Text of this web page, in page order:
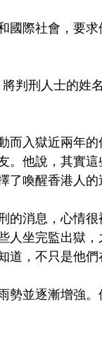
國際社會，要
判刑人士的姓
而入獄近兩年
。他說，其實
喚醒香港人的
的消息，心情
人坐完監出獄
道，不只是他
勢並逐漸增強